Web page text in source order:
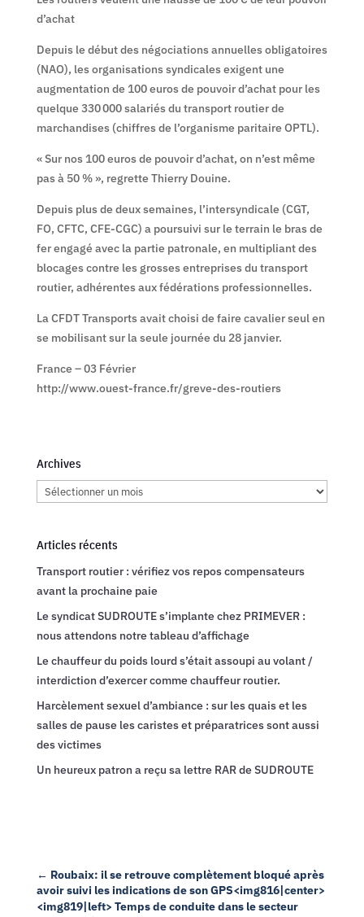
d’achat
Depuis le début des négociations annuelles obligatoires
(NAO), les organisations syndicales exigent une
augmentation de 100 euros de pouvoir d’achat pour les
quelque 330 000 salariés du transport routier de
marchandises (chiffres de l’organisme paritaire OPTL).
« Sur nos 100 euros de pouvoir d’achat, on n’est même
pas à 50 % », regrette Thierry Douine.
Depuis plus de deux semaines, l’intersyndicale (CGT,
FO, CFTC, CFE-CGC) a poursuivi sur le terrain le bras de
fer engagé avec la partie patronale, en multipliant des
blocages contre les grosses entreprises du transport
routier, adhérentes aux fédérations professionnelles.
La CFDT Transports avait choisi de faire cavalier seul en
se mobilisant sur la seule journée du 28 janvier.
France – 03 Février
http://www.ouest-france.fr/greve-des-routiers
Archives
Archives
Articles récents
Transport routier : vérifiez vos repos compensateurs
avant la prochaine paie
Le syndicat SUDROUTE s’implante chez PRIMEVER :
nous attendons notre tableau d’affichage
Le chauffeur du poids lourd s’était assoupi au volant /
interdiction d’exercer comme chauffeur routier.
Harcèlement sexuel d’ambiance : sur les quais et les
salles de pause les caristes et préparatrices sont aussi
des victimes
Un heureux patron a reçu sa lettre RAR de SUDROUTE
← Roubaix: il se retrouve complètement bloqué après
avoir suivi les indications de son GPS<img816|center>
<img819|left> Temps de conduite dans le secteur